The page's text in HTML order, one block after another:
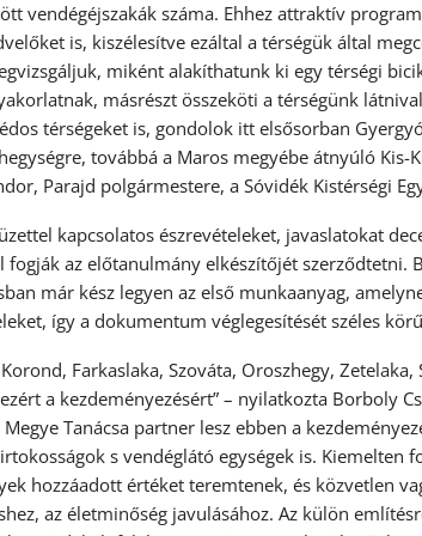
vendégéjszakák száma. Ehhez attraktív
is, kiszélesítve ezáltal a térségük által
miként alakíthatunk ki egy térségi
másrészt összeköti a térségünk
térségeket is, gondolok itt elsősorban
továbbá a Maros megyébe átnyúló Kis-
Parajd polgármestere, a Sóvidék Kistérségi
kapcsolatos észrevételeket, javaslatokat
fogják az előtanulmány elkészítőjét szerződtetni.
már kész legyen az első munkaanyag,
így a dokumentum véglegesítését széles
Farkaslaka, Szováta, Oroszhegy, Zetelaka,
a kezdeményezésért” – nyilatkozta Borboly
Megye Tanácsa partner lesz ebben a
s vendéglátó egységek is. Kiemelten
hozzáadott értéket teremtenek, és közvetlen
az életminőség javulásához. Az külön